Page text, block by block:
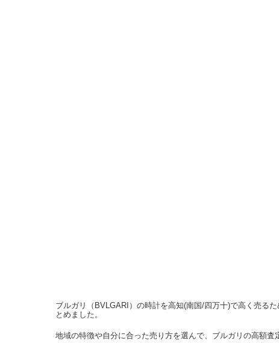
ブルガリ（BVLGARI）の時計を高知(南国/四万十)で高く売る
とめました。
地域の特徴や自分に合った売り方を選んで、ブルガリの高額査